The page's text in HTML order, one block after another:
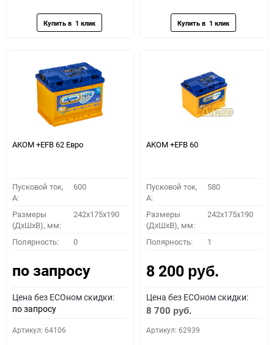
АКОМ +EFB 62 Евро
Пусковой ток,
A:
600
Размеры
(ДхШхВ), мм:
242x175x190
Полярность: 0
по запросу
Цена без ECOном скидки:
по запросу
Артикул: 64106
АКОМ +EFB 60
Пусковой ток,
A:
580
Размеры
(ДхШхВ), мм:
242x175x190
Полярность: 1
8 200 руб.
Цена без ECOном скидки:
8 700 руб.
Артикул: 62939